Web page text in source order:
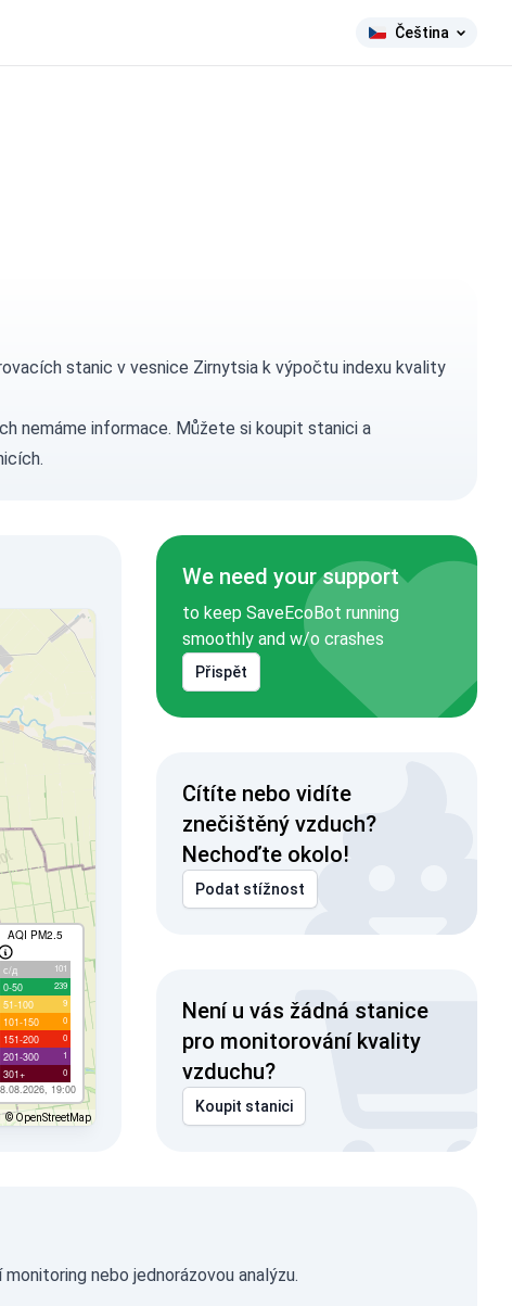
Čeština
stanic v vesnice Zirnytsia k výpočtu indexu kvality
nemáme informace. Můžete si koupit stanicia
AQI PM2.5
с/д 101
0-50 239
51-100 9
101-150 0
151-200 0
201-300 1
301+ 0
19:00
© OpenStreetMap
We need your support
to keep SaveEcoBot running
smoothly and w/o crashes
Přispět
Cítíte nebo vidíte
znečištěný vzduch?
Nechoďte okolo!
Podat stížnost
Není u vás žádná stanice
pro monitorování kvality
vzduchu?
Koupit stanici
nebo jednorázovou analýzu.